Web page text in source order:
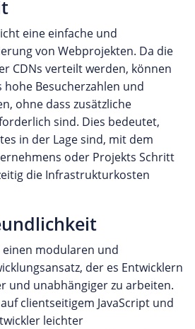
eine einfache und
von Webprojekten. Da die
CDNs verteilt werden, können
Besucherzahlen und
ohne dass zusätzliche
sind. Dies bedeutet,
in der Lage sind, mit dem
oder Projekts Schritt
die Infrastrukturkosten
einen modularen und
der es Entwicklern
und unabhängiger zu arbeiten.
clientseitigem JavaScript und
leichter